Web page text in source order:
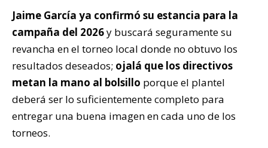
Jaime García ya confirmó su estancia para la
campaña del 2026y buscará seguramente su
revancha en el torneo local donde no obtuvo los
resultados deseados; ojalá que los directivos
metan la mano al bolsillo porque el plantel
deberá ser lo suficientemente completo para
entregar una buena imagen en cada uno de los
torneos.